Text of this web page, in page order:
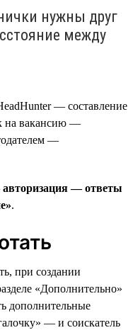
нужны друг
между
— составление
на вакансию —
—
— ответы
.
при создании
«Дополнительно»
дополнительные
— и соискатель